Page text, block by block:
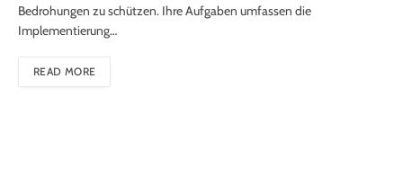
Bedrohungen zu schützen. Ihre Aufgaben umfassen die
Implementierung…
READ MORE